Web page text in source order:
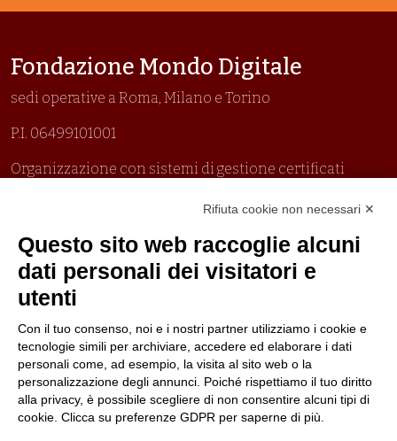
Fondazione Mondo Digitale
sedi operative a Roma, Milano e Torino
P.I. 06499101001
Organizzazione con sistemi di gestione certificati
Politica per la parità di genere
Politica antibullismo
Piè di pagina
Contatti
Lavora con noi
Seguici su
Rifiuta cookie non necessari ✕
Questo sito web raccoglie alcuni
dati personali dei visitatori e
utenti
Con il tuo consenso, noi e i nostri partner utilizziamo i cookie e
tecnologie simili per archiviare, accedere ed elaborare i dati
personali come, ad esempio, la visita al sito web o la
personalizzazione degli annunci. Poiché rispettiamo il tuo diritto
alla privacy, è possibile scegliere di non consentire alcuni tipi di
cookie. Clicca su preferenze GDPR per saperne di più.